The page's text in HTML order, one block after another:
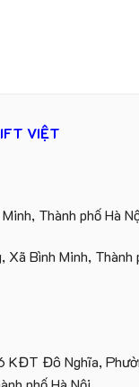
VIỆT
Thành phố Hà
Xã Bình Minh, Thành
KĐT Đô Nghĩa,